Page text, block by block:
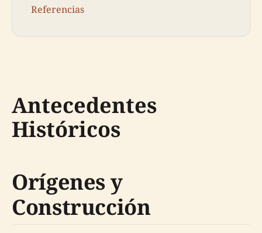
Referencias
Antecedentes
Históricos
Orígenes y
Construcción